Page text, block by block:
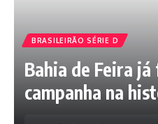
BRASILEIRÃO SÉRIE D
Bahia de Feira
campanha na